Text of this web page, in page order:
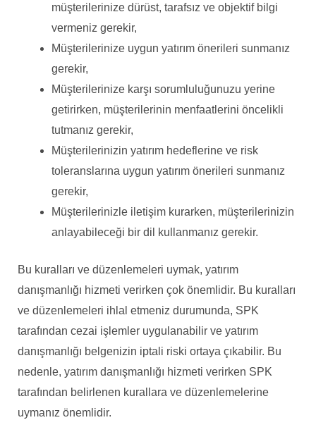
müşterilerinize dürüst, tarafsız ve objektif bilgi
vermeniz gerekir,
Müşterilerinize uygun yatırım önerileri sunmanız
gerekir,
Müşterilerinize karşı sorumluluğunuzu yerine
getirirken, müşterilerinin menfaatlerini öncelikli
tutmanız gerekir,
Müşterilerinizin yatırım hedeflerine ve risk
toleranslarına uygun yatırım önerileri sunmanız
gerekir,
Müşterilerinizle iletişim kurarken, müşterilerinizin
anlayabileceği bir dil kullanmanız gerekir.
Bu kuralları ve düzenlemeleri uymak, yatırım
danışmanlığı hizmeti verirken çok önemlidir. Bu kuralları
ve düzenlemeleri ihlal etmeniz durumunda, SPK
tarafından cezai işlemler uygulanabilir ve yatırım
danışmanlığı belgenizin iptali riski ortaya çıkabilir. Bu
nedenle, yatırım danışmanlığı hizmeti verirken SPK
tarafından belirlenen kurallara ve düzenlemelerine
uymanız önemlidir.